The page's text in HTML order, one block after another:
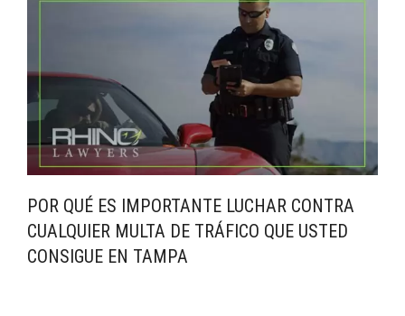
POR QUÉ ES IMPORTANTE LUCHAR CONTRA
CUALQUIER MULTA DE TRÁFICO QUE USTED
CONSIGUE EN TAMPA